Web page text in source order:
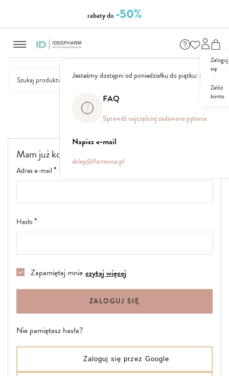
rabaty do -50%
do
treści
Jesteśmy dostępni od poniedziałku do piątku: 8.00 -
FAQ
Sprawdź najczęściej zadawane pytania
Napisz e-mail
sklep@farmona.pl
Zaloguj
się
Załóż
konto
Logowanie
Mam już konto
Adres e-mail
Hasło
Zapamiętaj mnie czytaj więcej
ZALOGUJ SIĘ
Nie pamiętasz hasła?
Zaloguj się przez Google